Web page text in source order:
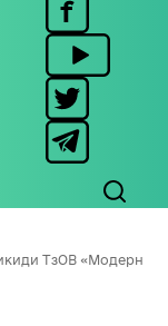
ТзОВ «Модерн